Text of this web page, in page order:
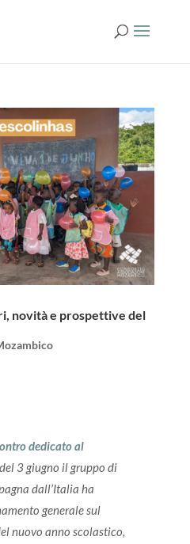
novità e prospettive del
dedicato al
3 giugno il gruppo di
dall’Italia ha
generale sul
nuovo anno scolastico,